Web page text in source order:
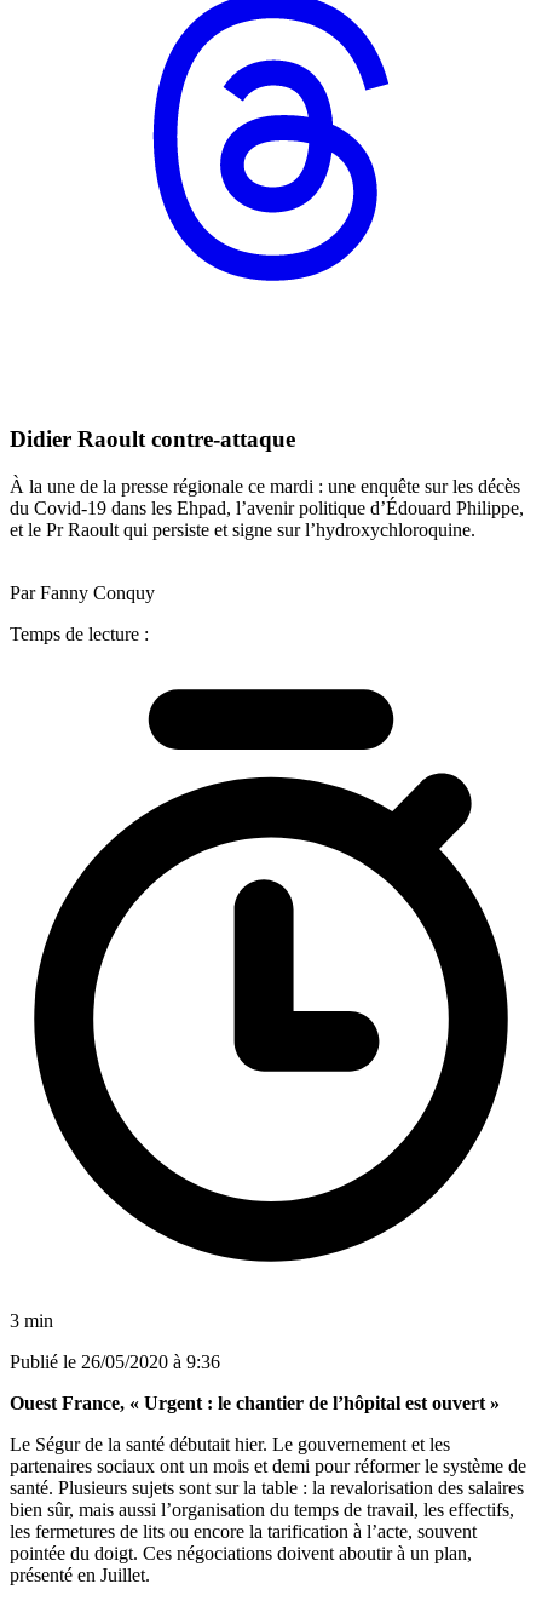
Didier Raoult contre-attaque
À la une de la presse régionale ce mardi : une enquête sur les décès
du Covid-19 dans les Ehpad, l’avenir politique d’Édouard Philippe,
et le Pr Raoult qui persiste et signe sur l’hydroxychloroquine.
Par Fanny Conquy
Temps de lecture :
3 min
Publié le 26/05/2020 à 9:36
Ouest France, « Urgent : le chantier de l’hôpital est ouvert »
Le Ségur de la santé débutait hier. Le gouvernement et les
partenaires sociaux ont un mois et demi pour réformer le système de
santé. Plusieurs sujets sont sur la table : la revalorisation des salaires
bien sûr, mais aussi l’organisation du temps de travail, les effectifs,
les fermetures de lits ou encore la tarification à l’acte, souvent
pointée du doigt. Ces négociations doivent aboutir à un plan,
présenté en Juillet.